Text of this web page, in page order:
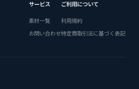
サービス
素材一覧
お問い合わせ
ご利用について
利用規約
特定商取引法に基づく表記